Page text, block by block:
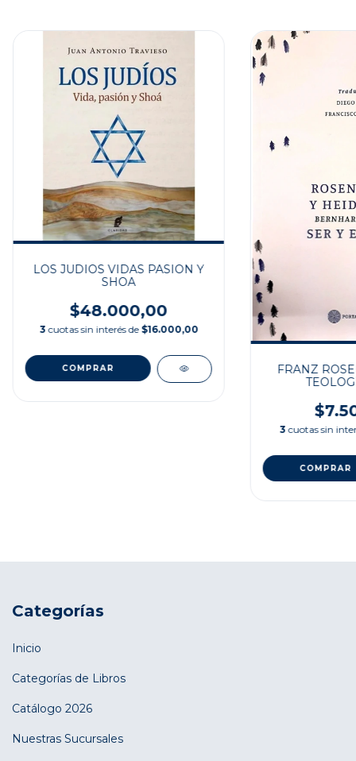
LOS JUDIOS VIDAS PASION Y
SHOA
$48.000,00
3 cuotas sin interés de $16.000,00
FRANZ
3 cuotas sin
Categorías
Inicio
Categorías de Libros
Catálogo 2026
Nuestras Sucursales